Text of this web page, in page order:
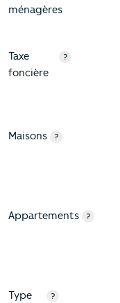
ménagères
Taxe
foncière
?
Maisons ?
Appartements ?
Type
?